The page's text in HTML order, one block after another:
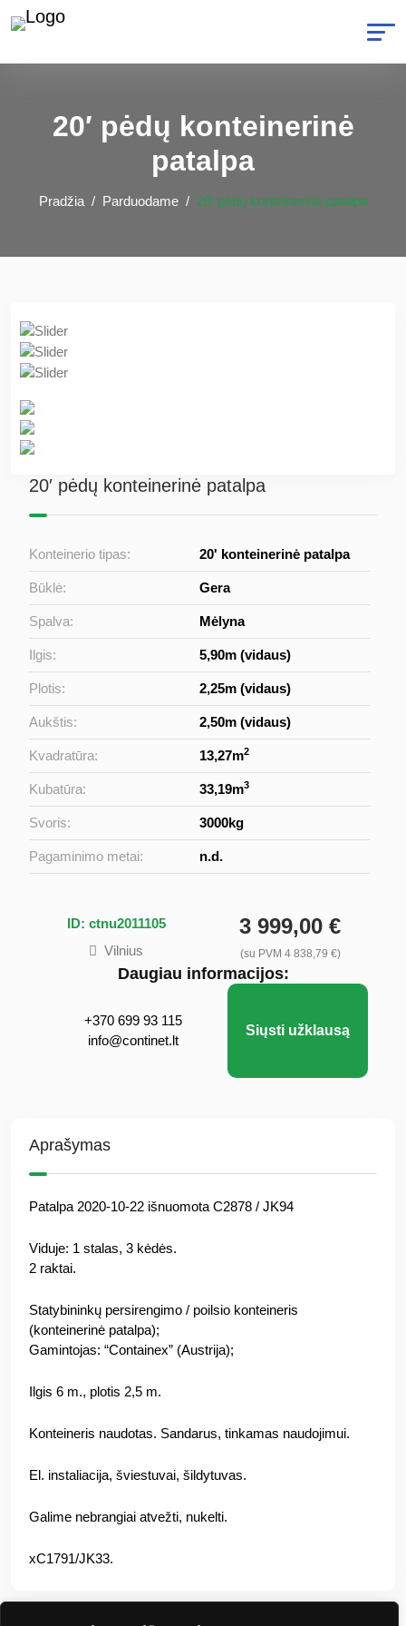
20′ pėdų konteinerinė
patalpa
Pradžia Parduodame 20′ pėdų konteinerinė patalpa
20′ pėdų konteinerinė patalpa
Konteinerio tipas: 20' konteinerinė patalpa
Būklė: Gera
Spalva: Mėlyna
Ilgis: 5,90m (vidaus)
Plotis: 2,25m (vidaus)
Aukštis: 2,50m (vidaus)
Kvadratūra: 13,27m2
Kubatūra: 33,19m3
Svoris: 3000kg
Pagaminimo metai: n.d.
ID: ctnu2011105
Vilnius
3 999,00 €
(su PVM 4 838,79 €)
Daugiau informacijos:
+370 699 93 115
info@continet.lt
Siųsti užklausą
Aprašymas
Patalpa 2020-10-22 išnuomota C2878 / JK94
Viduje: 1 stalas, 3 kėdės.
2 raktai.
Statybininkų persirengimo / poilsio konteineris
(konteinerinė patalpa);
Gamintojas: “Containex” (Austrija);
Ilgis 6 m., plotis 2,5 m.
Konteineris naudotas. Sandarus, tinkamas naudojimui.
El. instaliacija, šviestuvai, šildytuvas.
Galime nebrangiai atvežti, nukelti.
xC1791/JK33.